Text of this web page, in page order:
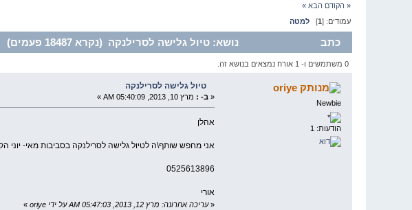
« הקודם הבא »
עמודים: [1
]למטה
כתב נושא: טיול גלישה לסרילנקה (נקרא 18487 פעמים)
0 משתמשים ו- 1 אורח נמצאים בנושא זה.
oriye
Newbie
הודעות: 1
טיול גלישה לסרילנקה
« ב- : מרץ 10, 2013, 05:40:09 AM »
אהלן
אני מחפש שותף\ה לטיול גלישה לסרילנקה בסביבות מאי- יוני
0525613896
אורי
«עריכה אחרונה: מרץ 12, 2013, 05:47:03 AM על ידי oriye »